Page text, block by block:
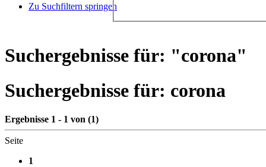
Zu Suchfiltern springen
Suchergebnisse für: "corona"
Suchergebnisse für: corona
Ergebnisse 1 - 1 von (1)
Seite
1